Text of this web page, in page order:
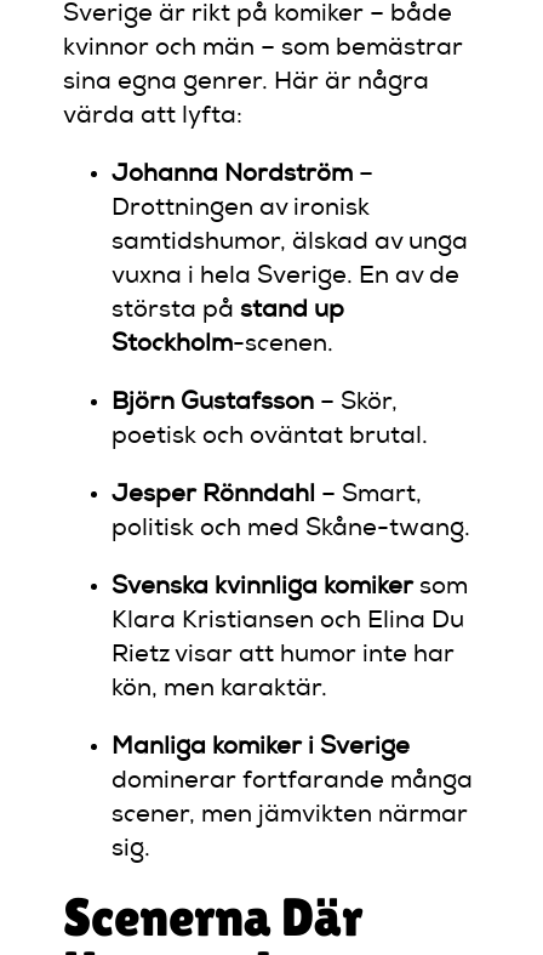
Sverige är rikt på komiker – både
kvinnor och män – som bemästrar
sina egna genrer. Här är några
värda att lyfta:
Johanna Nordström –
Drottningen av ironisk
samtidshumor, älskad av unga
vuxna i hela Sverige. En av de
största påstand up
Stockholm-scenen.
Björn Gustafsson – Skör,
poetisk och oväntat brutal.
Jesper Rönndahl – Smart,
politisk och med Skåne-twang.
Svenska kvinnliga komikersom
Klara Kristiansen och Elina Du
Rietz visar att humor inte har
kön, men karaktär.
Manliga komiker i Sverige
dominerar fortfarande många
scener, men jämvikten närmar
sig.
Scenerna Där